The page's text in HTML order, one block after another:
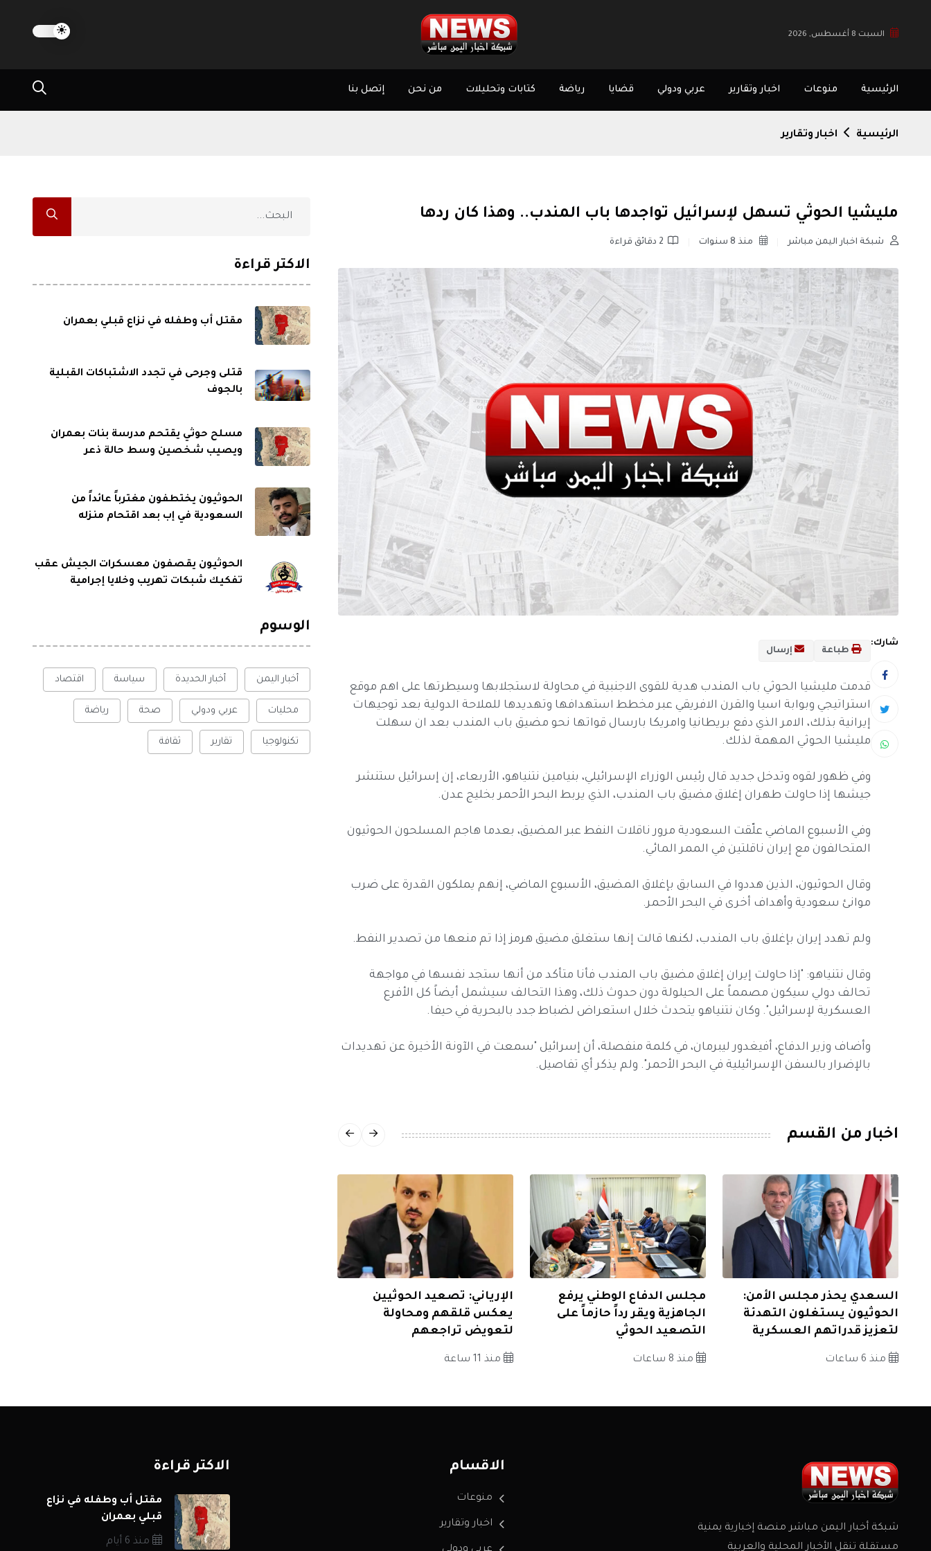
السبت 8 أغسطس, 2026
الرئيسية منوعات اخبار وتقارير عربي ودولي قضايا رياضة كتابات وتحليلات من نحن إتصل بنا
الرئيسية اخبار وتقارير
مليشيا الحوثي تسهل لإسرائيل تواجدها باب المندب.. وهذا كان ردها
شبكة اخبار اليمن مباشر منذ 8 سنوات 2 دقائق قراءة
شارك:
طباعة إرسال
قدمت مليشيا الحوثي باب المندب هدية للقوى الاجنبية في محاولة لاستجلابها وسيطرتها على اهم موقع
استراتيجي وبوابة اسيا والقرن الافريقي عبر مخطط استهدافها وتهديدها للملاحة الدولية بعد توجيهات
إيرانية بذلك، الامر الذي دفع بريطانيا وامريكا بارسال قواتها نحو مضيق باب المندب بعد ان سهلت
مليشيا الحوثي المهمة لذلك.
وفي ظهور لقوه وتدخل جديد قال رئيس الوزراء الإسرائيلي، بنيامين نتنياهو، الأربعاء، إن إسرائيل ستنشر
جيشها إذا حاولت طهران إغلاق مضيق باب المندب، الذي يربط البحر الأحمر بخليج عدن.
وفي الأسبوع الماضي علّقت السعودية مرور ناقلات النفط عبر المضيق، بعدما هاجم المسلحون الحوثيون
المتحالفون مع إيران ناقلتين في الممر المائي.
وقال الحوثيون، الذين هددوا في السابق بإغلاق المضيق، الأسبوع الماضي، إنهم يملكون القدرة على ضرب
موانئ سعودية وأهداف أخرى في البحر الأحمر.
ولم تهدد إيران بإغلاق باب المندب، لكنها قالت إنها ستغلق مضيق هرمز إذا تم منعها من تصدير النفط.
وقال نتنياهو: "إذا حاولت إيران إغلاق مضيق باب المندب فأنا متأكد من أنها ستجد نفسها في مواجهة
تحالف دولي سيكون مصمماً على الحيلولة دون حدوث ذلك، وهذا التحالف سيشمل أيضاً كل الأفرع
العسكرية لإسرائيل". وكان نتنياهو يتحدث خلال استعراض لضباط جدد بالبحرية في حيفا.
وأضاف وزير الدفاع، أفيغدور ليبرمان، في كلمة منفصلة، أن إسرائيل "سمعت في الآونة الأخيرة عن تهديدات
بالإضرار بالسفن الإسرائيلية في البحر الأحمر". ولم يذكر أي تفاصيل.
اخبار من القسم
السعدي يحذر مجلس الأمن:
الحوثيون يستغلون التهدئة
لتعزيز قدراتهم العسكرية
منذ 6 ساعات
مجلس الدفاع الوطني يرفع
الجاهزية ويقر رداً حازماً على
التصعيد الحوثي
منذ 8 ساعات
الإرياني: تصعيد الحوثيين
يعكس قلقهم ومحاولة
لتعويض تراجعهم
منذ 11 ساعة
الاكثر قراءة
مقتل أب وطفله في نزاع قبلي بعمران
قتلى وجرحى في تجدد الاشتباكات القبلية
بالجوف
مسلح حوثي يقتحم مدرسة بنات بعمران
ويصيب شخصين وسط حالة ذعر
الحوثيون يختطفون مغترباً عائداً من
السعودية في إب بعد اقتحام منزله
الحوثيون يقصفون معسكرات الجيش عقب
تفكيك شبكات تهريب وخلايا إجرامية
الوسوم
أخبار اليمن أخبار الحديدة سياسة اقتصاد
محليات عربي ودولي صحة رياضة
تكنولوجيا تقارير ثقافة
شبكة أخبار اليمن مباشر منصة إخبارية يمنية
مستقلة تنقل الأخبار المحلية والعربية
الاقسام
منوعات
اخبار وتقارير
الاكثر قراءة
مقتل أب وطفله في نزاع
قبلي بعمران
منذ 6 أيام